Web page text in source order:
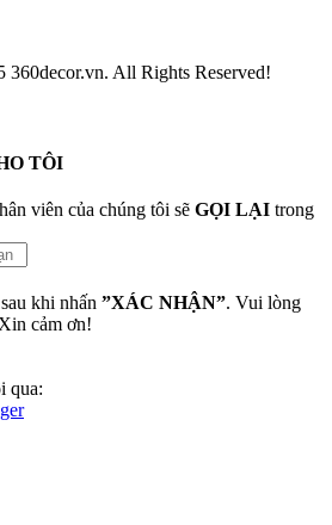
All Rights Reserved!
TÔI
viên của chúng tôi sẽ GỌI LẠI trong
khi nhấn ”XÁC NHẬN”. Vui lòng
cảm ơn!
qua: